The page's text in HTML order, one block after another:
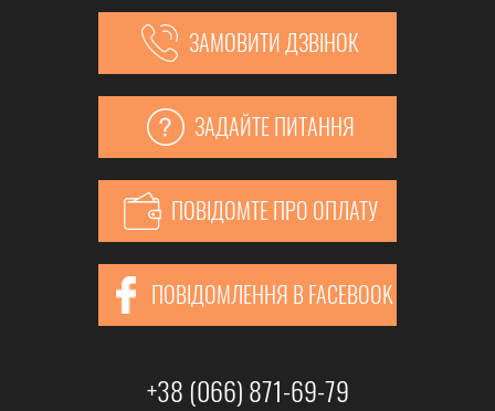
ЗАМОВИТИ ДЗВІНОК
ЗАДАЙТЕ ПИТАННЯ
ПОВІДОМТЕ ПРО ОПЛАТУ
ПОВІДОМЛЕННЯ В FACEBOOK
+38 (066) 871-69-79